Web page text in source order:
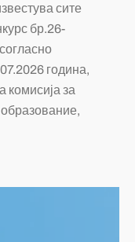
сите
бр.26-
година,
комисија за